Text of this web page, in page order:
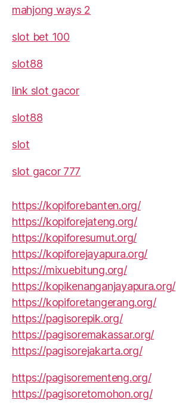
mahjong ways 2
slot bet 100
slot88
link slot gacor
slot88
slot
slot gacor 777
https://kopiforebanten.org/
https://kopiforejateng.org/
https://kopiforesumut.org/
https://kopiforejayapura.org/
https://mixuebitung.org/
https://kopikenanganjayapura.org/
https://kopiforetangerang.org/
https://pagisorepik.org/
https://pagisoremakassar.org/
https://pagisorejakarta.org/
https://pagisorementeng.org/
https://pagisoretomohon.org/